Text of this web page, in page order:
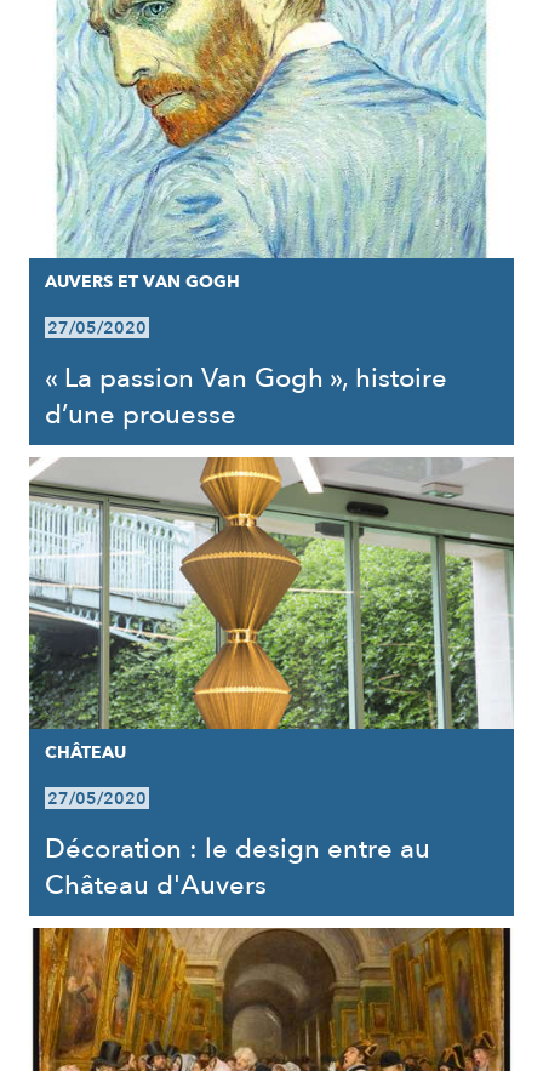
AUVERS ET VAN GOGH
27/05/2020
« La passion Van Gogh », histoire
d’une prouesse
CHÂTEAU
27/05/2020
Décoration : le design entre au
Château d'Auvers